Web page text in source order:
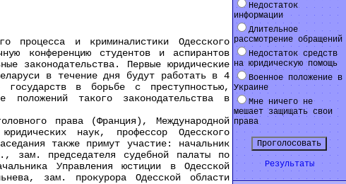
и криминалистики Одесского
конференцию студентов и аспирантов
законодательства. Первые юридические
в течение дня будут работать в 4
государств в борьбе с преступностью,
положений такого законодательства в
права (Франция), Международной
наук, профессор Одесского
также примут участие: начальник
зам. председателя судебной палаты по
Управления юстиции в Одесской
зам. прокурора Одесской области
Недостаток
информации
Длительное
рассмотрение обращений
Недостаток средств
на юридическую помощь
Военное положение в
Украине
Мне ничего не
мешает защищать свои
права
Результаты